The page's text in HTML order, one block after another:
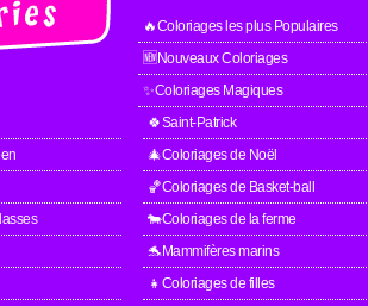
🔥Coloriages les plus Populaires
🆕Nouveaux Coloriages
✨Coloriages Magiques
🍀Saint-Patrick
🎄Coloriages de Noël
🏀Coloriages de Basket-ball
🐄Coloriages de la ferme
🐬Mammifères marins
👧Coloriages de filles